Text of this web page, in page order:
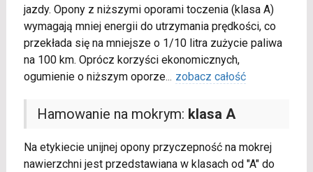
jazdy. Opony z niższymi oporami toczenia (klasa A)
wymagają mniej energii do utrzymania prędkości, co
przekłada się na mniejsze o 1/10 litra zużycie paliwa
na 100 km. Oprócz korzyści ekonomicznych,
ogumienie o niższym oporze... zobacz całość
Hamowanie na mokrym: klasa A
Na etykiecie unijnej opony przyczepność na mokrej
nawierzchni jest przedstawiana w klasach od "A" do